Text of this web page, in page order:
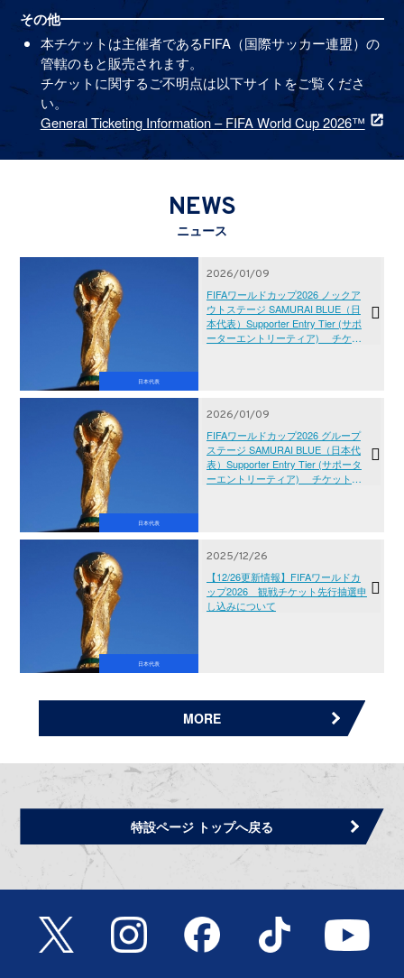
その他
本チケットは主催者であるFIFA（国際サッカー連盟）の
管轄のもと販売されます。
チケットに関するご不明点は以下サイトをご覧くださ
い。
General Ticketing Information – FIFA World Cup 2026™
NEWS
ニュース
日本代表
2026/01/09
FIFAワールドカップ2026 ノックア
ウトステージ SAMURAI BLUE（日
本代表）Supporter Entry Tier (サポ
ーターエントリーティア) チケッ
日本代表
2026/01/09
FIFAワールドカップ2026 グループ
ステージ SAMURAI BLUE（日本代
表）Supporter Entry Tier (サポータ
ーエントリーティア) チケット販
日本代表
2025/12/26
【12/26更新情報】FIFAワールドカ
ップ2026 観戦チケット先行抽選申
し込みについて
MORE
特設ページ トップへ戻る